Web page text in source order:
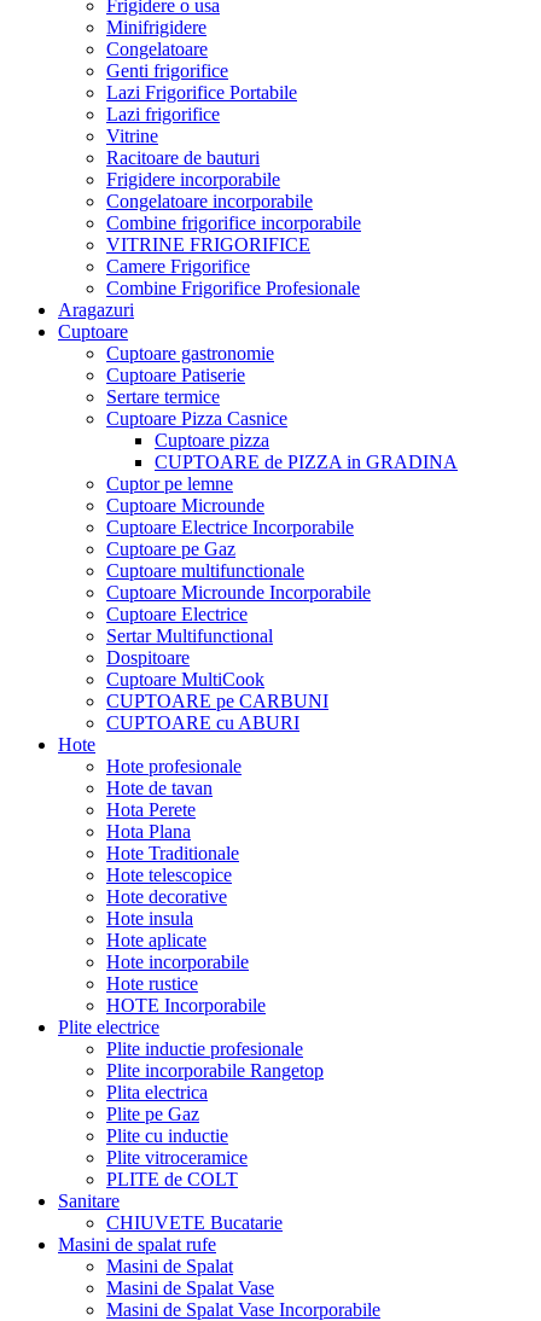
Frigidere o usa
Minifrigidere
Congelatoare
Genti frigorifice
Lazi Frigorifice Portabile
Lazi frigorifice
Vitrine
Racitoare de bauturi
Frigidere incorporabile
Congelatoare incorporabile
Combine frigorifice incorporabile
VITRINE FRIGORIFICE
Camere Frigorifice
Combine Frigorifice Profesionale
Aragazuri
Cuptoare
Cuptoare gastronomie
Cuptoare Patiserie
Sertare termice
Cuptoare Pizza Casnice
Cuptoare pizza
CUPTOARE de PIZZA in GRADINA
Cuptor pe lemne
Cuptoare Microunde
Cuptoare Electrice Incorporabile
Cuptoare pe Gaz
Cuptoare multifunctionale
Cuptoare Microunde Incorporabile
Cuptoare Electrice
Sertar Multifunctional
Dospitoare
Cuptoare MultiCook
CUPTOARE pe CARBUNI
CUPTOARE cu ABURI
Hote
Hote profesionale
Hote de tavan
Hota Perete
Hota Plana
Hote Traditionale
Hote telescopice
Hote decorative
Hote insula
Hote aplicate
Hote incorporabile
Hote rustice
HOTE Incorporabile
Plite electrice
Plite inductie profesionale
Plite incorporabile Rangetop
Plita electrica
Plite pe Gaz
Plite cu inductie
Plite vitroceramice
PLITE de COLT
Sanitare
CHIUVETE Bucatarie
Masini de spalat rufe
Masini de Spalat
Masini de Spalat Vase
Masini de Spalat Vase Incorporabile